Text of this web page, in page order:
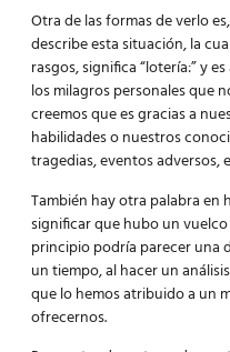
Otra de las formas de verlo
describe esta situación, la
rasgos, significa “lotería:” y
los milagros personales que
creemos que es gracias a
habilidades o nuestros
tragedias, eventos adversos,
También hay otra palabra en
significar que hubo un
principio podría parecer una
un tiempo, al hacer un
que lo hemos atribuido a un
ofrecernos.